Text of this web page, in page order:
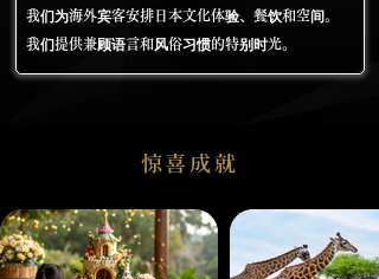
我们为海外宾客安排日本文化体验、餐饮和空间。
我们提供兼顾语言和风俗习惯的特别时光。
惊喜成就